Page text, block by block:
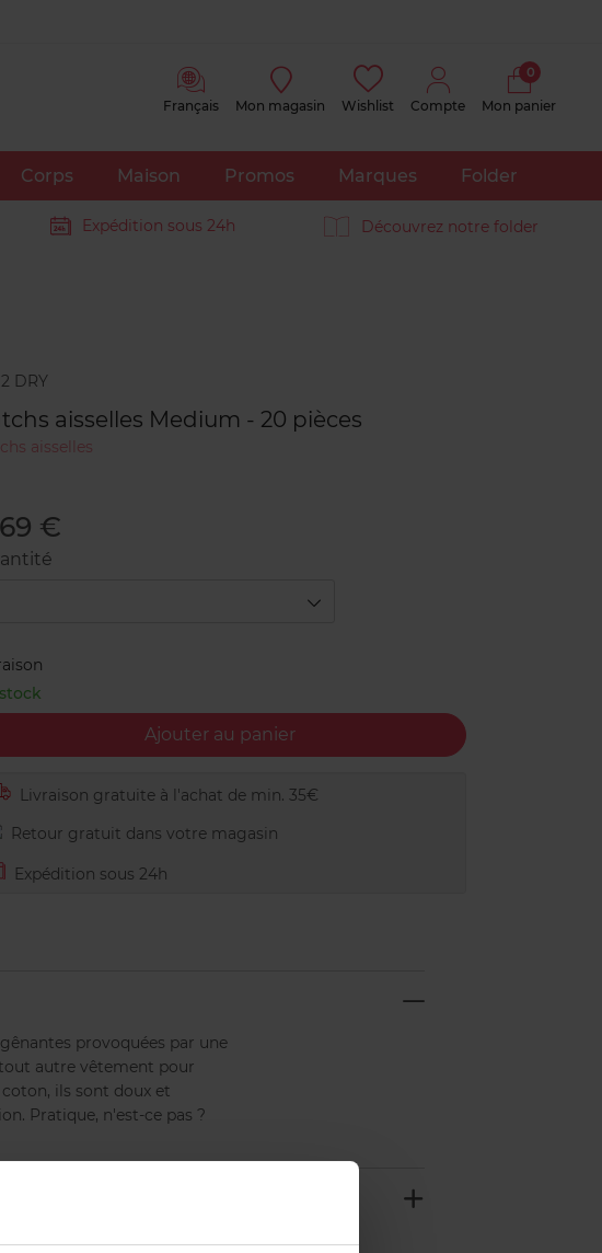
Français Mon magasin Wishlist Compte Mon panier
0
Corps Maison Promos Marques Folder
Expédition sous 24h Découvrez notre folder
clients
aisselles Medium - 20 pièces
aisselles
€
Ajouter au panier
Livraison gratuite à l'achat de min. 35€
Retour gratuit dans votre magasin
Expédition sous 24h
provoquées par une
autre vêtement pour
ils sont doux et
Pratique, n'est-ce pas ?
ou de votre robe. Non